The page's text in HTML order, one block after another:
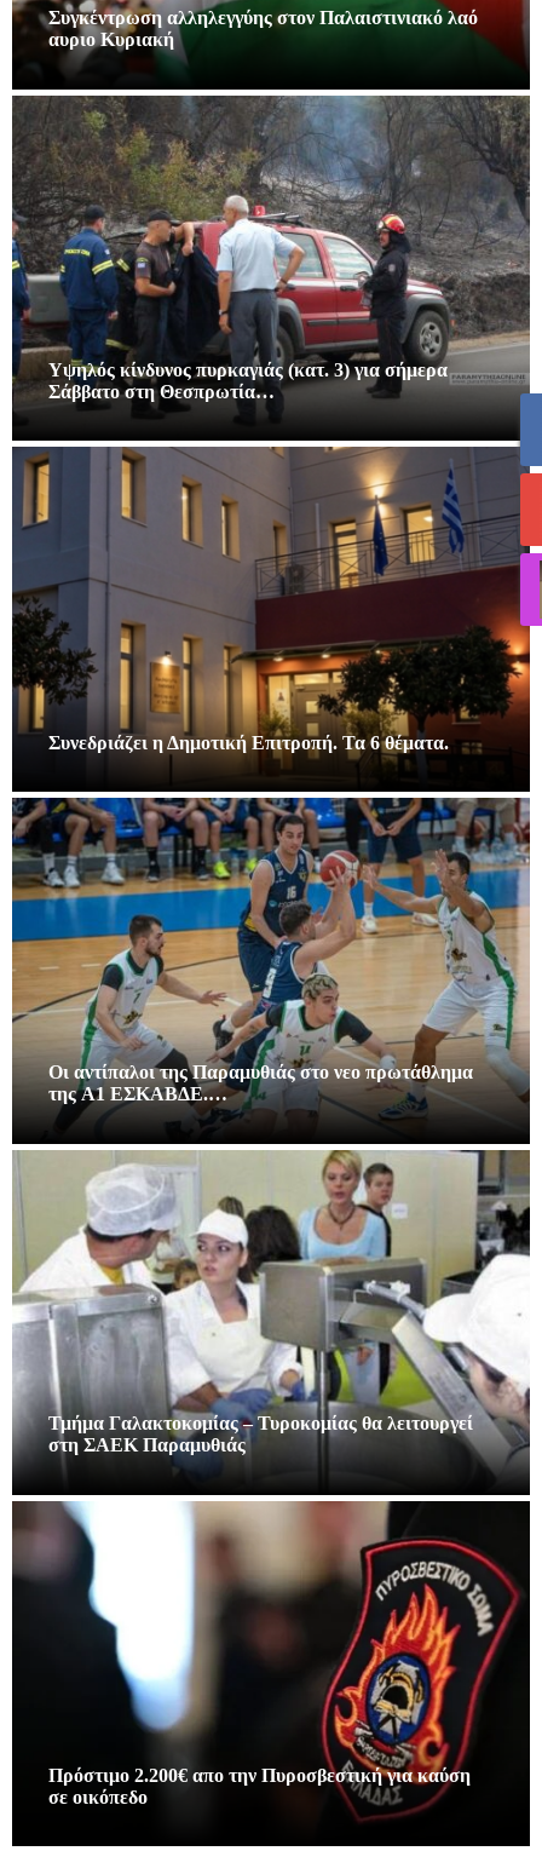
Συγκέντρωση αλληλεγγύης στον Παλαιστινιακό λαό
αυριο Κυριακή
Υψηλός κίνδυνος πυρκαγιάς (κατ. 3) για σήμερα
Σάββατο στη Θεσπρωτία…
Συνεδριάζει η Δημοτική Επιτροπή. Τα 6 θέματα.
Οι αντίπαλοι της Παραμυθιάς στο νεο πρωτάθλημα
της A1 ΕΣΚΑΒΔΕ.…
Τμήμα Γαλακτοκομίας – Τυροκομίας θα λειτουργεί
στη ΣΑΕΚ Παραμυθιάς
Πρόστιμο 2.200€ απο την Πυροσβεστική για καύση
σε οικόπεδο